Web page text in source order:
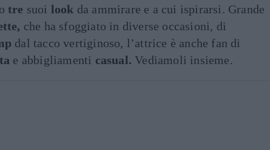
tre suoi look da ammirare e a cui ispirarsi. Grande
che ha sfoggiato in diverse occasioni, di
dal tacco vertiginoso, l’attrice è anche fan di
e abbigliamenti casual. Vediamoli insieme.